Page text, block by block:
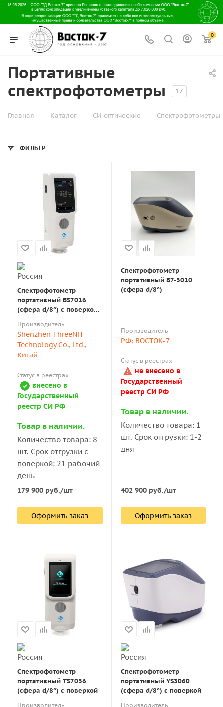
0
Портативные
спектрофотометры
17
Главная — Каталог — СИ оптические — Спектрофотометры
ФИЛЬТР
Спектрофотометр
портативный BS7016
(сфера d/8°) с поверкой
Производитель
Shenzhen ThreeNH
Technology Co., Ltd.,
Китай
Статус в реестрах
внесено в
Государственный
реестр СИ РФ
Товар в наличии.
Количество товара: 8
шт. Срок отгрузки с
поверкой: 21 рабочий
день
179 900 руб./шт
Оформить заказ
Спектрофотометр
портативный В7-3010
(сфера d/8°)
Производитель
РФ: ВОСТОК-7
Статус в реестрах
не внесено в
Государственный
реестр СИ РФ
Товар в наличии.
Количество товара: 1
шт. Срок отгрузки: 1-2
дня
402 900руб./шт
Оформить заказ
Спектрофотометр
портативный TS7036
(сфера d/8°) с поверкой
Производитель
Спектрофотометр
портативный YS3060
(сфера d/8°) с поверкой
Производитель